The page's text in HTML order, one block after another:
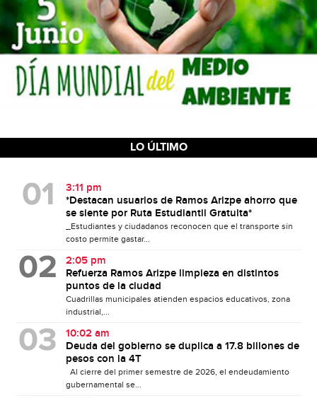
LO ÚLTIMO
3:11 pm
*Destacan usuarios de Ramos Arizpe ahorro que
se siente por Ruta Estudiantil Gratuita*
_Estudiantes y ciudadanos reconocen que el transporte sin
costo permite gastar...
2:05 pm
Refuerza Ramos Arizpe limpieza en distintos
puntos de la ciudad
Cuadrillas municipales atienden espacios educativos, zona
industrial,...
10:02 am
Deuda del gobierno se duplica a 17.8 billones de
pesos con la 4T
Al cierre del primer semestre de 2026, el endeudamiento
gubernamental se...